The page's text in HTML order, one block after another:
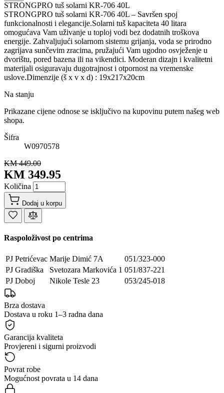
STRONGPRO tuš solarni KR-706 40L
STRONGPRO tuš solarni KR-706 40L – Savršen spoj
funkcionalnosti i elegancije.Solarni tuš kapaciteta 40 litara
omogućava Vam uživanje u toploj vodi bez dodatnih troškova
energije. Zahvaljujući solarnom sistemu grijanja, voda se prirodno
zagrijava sunčevim zracima, pružajući Vam ugodno osvježenje u
dvorištu, pored bazena ili na vikendici. Moderan dizajn i kvalitetni
materijali osiguravaju dugotrajnost i otpornost na vremenske
uslove.Dimenzije (š x v x d) : 19x217x20cm
Na stanju
Prikazane cijene odnose se isključivo na kupovinu putem našeg web
shopa.
Šifra
W0970578
KM 449.00
KM 349.95
Količina
Dodaj u korpu
Raspoloživost po centrima
PJ Petrićevac Marije Dimić 7A
051/323-000
PJ Gradiška
Svetozara Markovića 1 051/837-221
PJ Doboj
Nikole Tesle 23 053/245-018
Brza dostava
Dostava u roku 1–3 radna dana
Garancija kvaliteta
Provjereni i sigurni proizvodi
Povrat robe
Mogućnost povrata u 14 dana